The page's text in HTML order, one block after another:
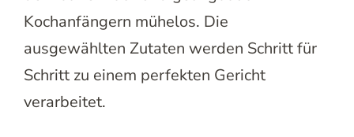
Kochanfängern mühelos. Die
ausgewählten Zutaten werden Schritt für
Schritt zu einem perfekten Gericht
verarbeitet.